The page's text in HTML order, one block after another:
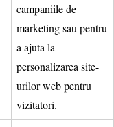
campaniile de
marketing sau pentru
a ajuta la
personalizarea site-
urilor web pentru
vizitatori.